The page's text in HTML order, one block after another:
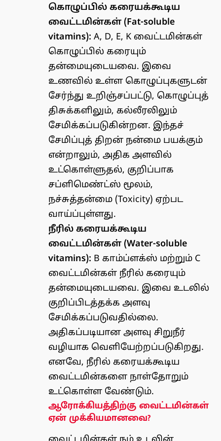
கொழுப்பில் கரையக்கூடிய
வைட்டமின்கள் (Fat-soluble
vitamins): A, D, E, K வைட்டமின்கள்
கொழுப்பில் கரையும்
தன்மையுடையவை. இவை
உணவில் உள்ள கொழுப்புகளுடன்
சேர்ந்து உறிஞ்சப்பட்டு, கொழுப்புத்
திசுக்களிலும், கல்லீரலிலும்
சேமிக்கப்படுகின்றன. இந்தச்
சேமிப்புத் திறன் நன்மை பயக்கும்
என்றாலும், அதிக அளவில்
உட்கொள்ளுதல், குறிப்பாக
சப்ளிமெண்ட்ஸ் மூலம்,
நச்சுத்தன்மை (Toxicity) ஏற்பட
வாய்ப்புள்ளது.
நீரில் கரையக்கூடிய
வைட்டமின்கள் (Water-soluble
vitamins): B காம்ப்ளக்ஸ் மற்றும் C
வைட்டமின்கள் நீரில் கரையும்
தன்மையுடையவை. இவை உடலில்
குறிப்பிடத்தக்க அளவு
சேமிக்கப்படுவதில்லை.
அதிகப்படியான அளவு சிறுநீர்
வழியாக வெளியேற்றப்படுகிறது.
எனவே, நீரில் கரையக்கூடிய
வைட்டமின்களை நாள்தோறும்
உட்கொள்ள வேண்டும்.
ஆரோக்கியத்திற்கு வைட்டமின்கள்
ஏன் முக்கியமானவை?